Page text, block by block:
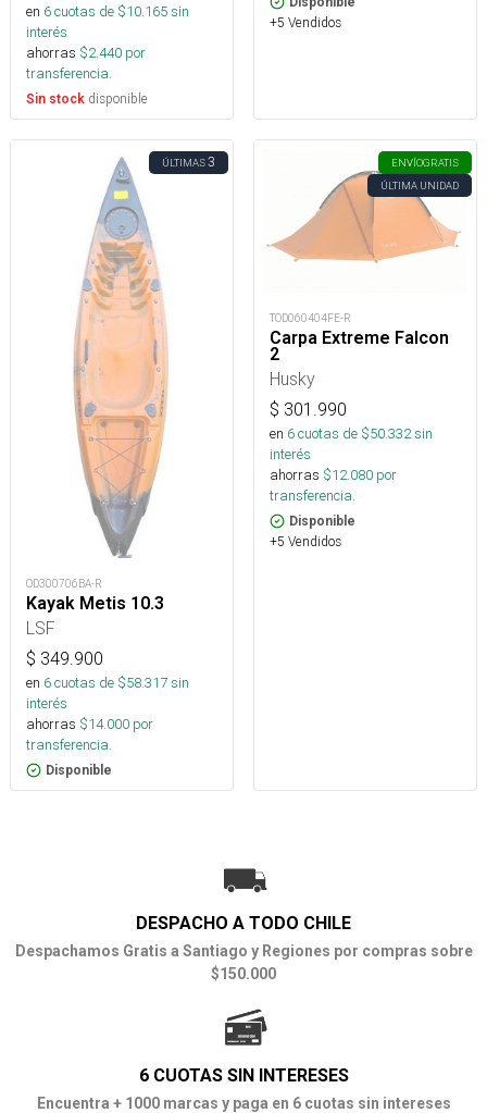
en 6cuotas de $10.165sin
interés
ahorras $2.440 por
transferencia.
Sin stock disponible
+5 Vendidos
ÚLTIMAS3
OD300706BA-R
Kayak Metis 10.3
LSF
$ 349.900
en 6cuotas de $58.317sin
interés
ahorras $14.000 por
transferencia.
Disponible
ENVÍOGRATIS
ÚLTIMA UNIDAD
TOD060404FE-R
Carpa Extreme Falcon
2
Husky
$ 301.990
en 6cuotas de $50.332sin
interés
ahorras $12.080 por
transferencia.
Disponible
+5 Vendidos
DESPACHO A TODO CHILE
Despachamos Gratis a Santiago y Regiones por compras sobre
$150.000
6 CUOTAS SIN INTERESES
Encuentra + 1000 marcas y paga en 6 cuotas sin intereses